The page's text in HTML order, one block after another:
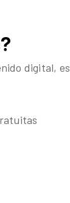
digital, es